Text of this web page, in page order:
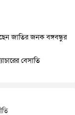
জাতির জনক বঙ্গবন্ধুর
বেসাতি